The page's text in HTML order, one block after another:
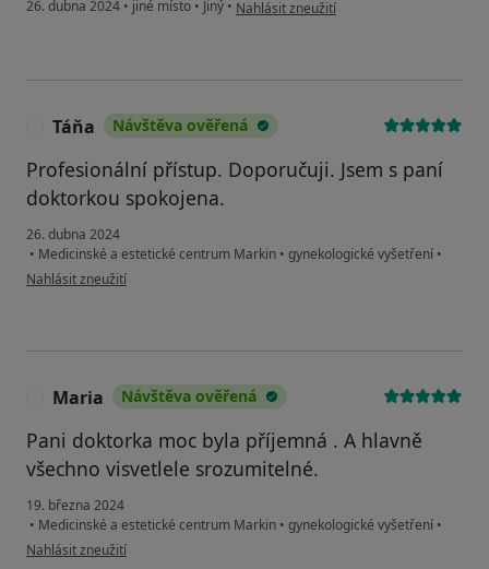
26. dubna 2024 • jiné místo • Jiný • Nahlásit zneužití
Táňa Návštěva ověřená
Profesionální přístup. Doporučuji. Jsem s paní
doktorkou spokojena.
26. dubna 2024
• Medicinské a estetické centrum Markin • gynekologické vyšetření •
podle názoru uživatele Táňa
Nahlásit zneužití
Maria Návštěva ověřená
Pani doktorka moc byla příjemná . A hlavně
všechno visvetlele srozumitelné.
19. března 2024
• Medicinské a estetické centrum Markin • gynekologické vyšetření •
podle názoru uživatele Maria
Nahlásit zneužití